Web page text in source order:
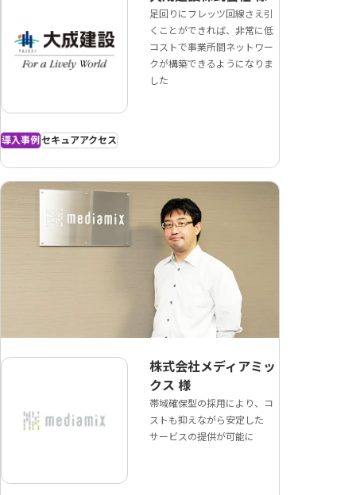
足回りにフレッツ回線さえ引
くことができれば、非常に低
コストで事業所間ネットワー
クが構築できるようになりま
した
導入事例 セキュアアクセス
株式会社メディアミッ
クス 様
帯域確保型の採用により、コ
ストも抑えながら安定した
サービスの提供が可能に